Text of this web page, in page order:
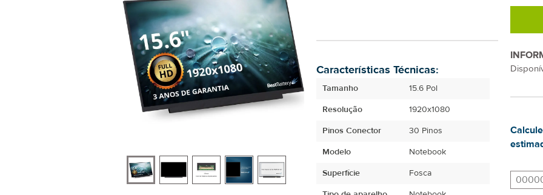
Características Técnicas:
Tamanho
15.6 Pol
Resolução
1920x1080
Pinos Conector
30 Pinos
Modelo
Notebook
Superfície
Fosca